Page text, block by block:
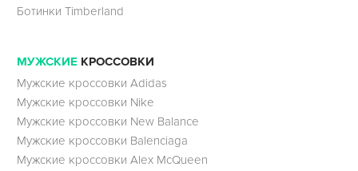
Ботинки Timberland
МУЖСКИЕ КРОССОВКИ
Мужские кроссовки Adidas
Мужские кроссовки Nike
Мужские кроссовки New Balance
Мужские кроссовки Balenciaga
Мужские кроссовки Alex McQueen